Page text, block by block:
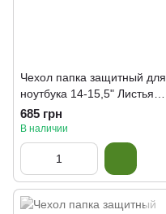
Чехол папка защитный для
ноутбука 14-15,5" Листья
пальмы
685 грн
В наличии